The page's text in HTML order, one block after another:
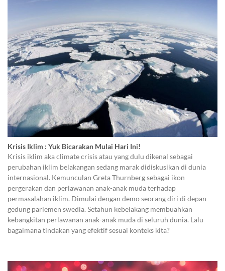
Krisis Iklim : Yuk Bicarakan Mulai Hari Ini!
Krisis iklim aka climate crisis atau yang dulu dikenal sebagai
perubahan iklim belakangan sedang marak didiskusikan di dunia
internasional. Kemunculan Greta Thurnberg sebagai ikon
pergerakan dan perlawanan anak-anak muda terhadap
permasalahan iklim. Dimulai dengan demo seorang diri di depan
gedung parlemen swedia. Setahun kebelakang membuahkan
kebangkitan perlawanan anak-anak muda di seluruh dunia. Lalu
bagaimana tindakan yang efektif sesuai konteks kita?